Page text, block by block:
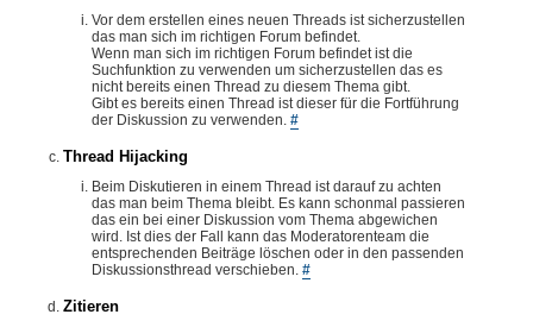
Vor dem erstellen eines neuen Threads ist sicherzustellen
das man sich im richtigen Forum befindet.
Wenn man sich im richtigen Forum befindet ist die
Suchfunktion zu verwenden um sicherzustellen das es
nicht bereits einen Thread zu diesem Thema gibt.
Gibt es bereits einen Thread ist dieser für die Fortführung
der Diskussion zu verwenden. #
Thread Hijacking
Beim Diskutieren in einem Thread ist darauf zu achten
das man beim Thema bleibt. Es kann schonmal passieren
das ein bei einer Diskussion vom Thema abgewichen
wird. Ist dies der Fall kann das Moderatorenteam die
entsprechenden Beiträge löschen oder in den passenden
Diskussionsthread verschieben. #
Zitieren